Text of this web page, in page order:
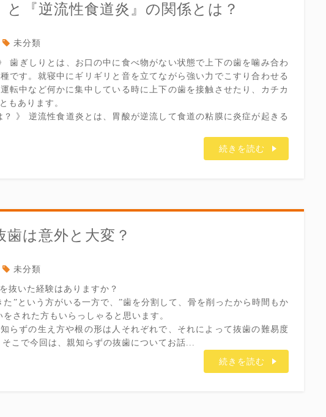
と『逆流性食道炎』の関係とは？
未分類
歯ぎしりとは、お口の中に食べ物がない状態で上下の歯を噛み合わ
です。就寝中にギリギリと音を立てながら強い力でこすり合わせる
転中など何かに集中している時に上下の歯を接触させたり、カチカ
もあります。
？ 》 逆流性食道炎とは、胃酸が逆流して食道の粘膜に炎症が起きる
続きを読む
歯は意外と大変？
未分類
抜いた経験はありますか？
た”という方がいる一方で、”歯を分割して、骨を削ったから時間もか
された方もいらっしゃると思います。
らずの生え方や根の形は人それぞれで、それによって抜歯の難易度
こで今回は、親知らずの抜歯についてお話...
続きを読む